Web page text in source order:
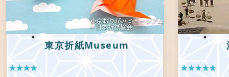
東京折紙Museum
★★★★ ★★★★★